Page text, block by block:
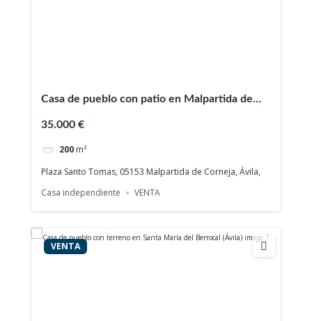
Casa de pueblo con patio en Malpartida de
35.000 €
200 m²
Plaza Santo Tomas, 05153 Malpartida de Corneja, Ávila,
Casa independiente
VENTA
VENTA